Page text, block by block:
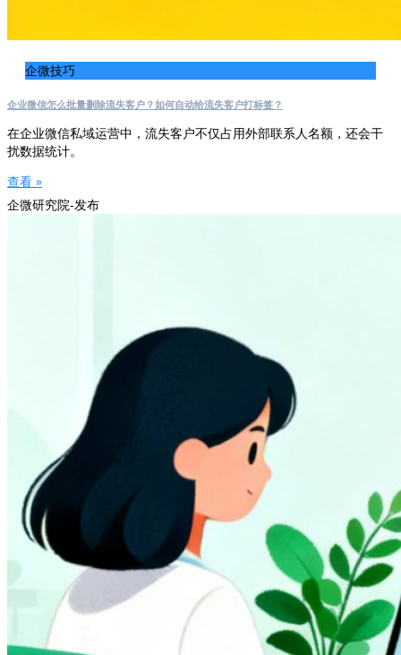
企微技巧
企业微信怎么批量删除流失客户？如何自动给流失客户打标签？
在企业微信私域运营中，流失客户不仅占用外部联系人名额，还会干
扰数据统计。
查看 »
企微研究院-发布